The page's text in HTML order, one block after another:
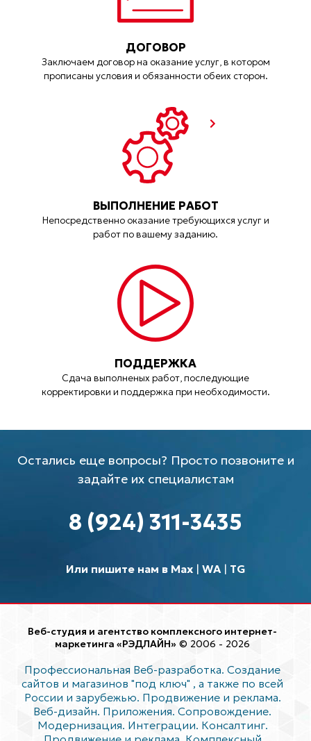
ДОГОВОР
Заключаем договор на оказание услуг, в котором
прописаны условия и обязанности обеих сторон.
ВЫПОЛНЕНИЕ РАБОТ
Непосредственно оказание требующихся услуг и
работ по вашему заданию.
ПОДДЕРЖКА
Сдача выполненых работ, последующие
корректировки и поддержка при необходимости.
Остались еще вопросы? Просто позвоните и
задайте их специалистам
8 (924) 311-3435
Или пишите нам в Max| WA| TG
Веб-студия и агентство комплексного интернет-
маркетинга «РЭДЛАЙН» © 2006 - 2026
Профессиональная Веб-разработка. Создание
сайтов и магазинов "под ключ" , а также по всей
России и зарубежью. Продвижение и реклама.
Веб-дизайн. Приложения. Сопровождение.
Модернизация. Интеграции. Консалтинг.